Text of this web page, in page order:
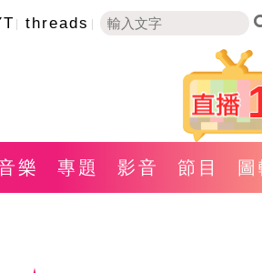
threads
樂 專題 影音 節目 圖